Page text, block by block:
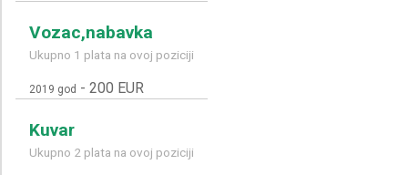
Vozac,nabavka
Ukupno 1 plata na ovoj poziciji
2019 god - 200 EUR
Kuvar
Ukupno 2 plata na ovoj poziciji